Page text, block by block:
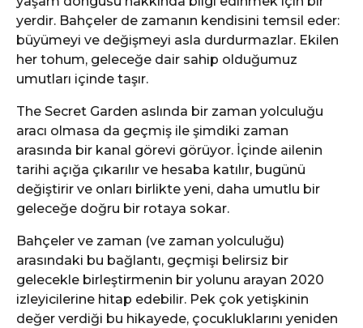
yerdir. Bahçeler de zamanın kendisini temsil eder:
büyümeyi ve değişmeyi asla durdurmazlar. Ekilen
her tohum, geleceğe dair sahip olduğumuz
umutları içinde taşır.
The Secret Garden aslında bir zaman yolculuğu
aracı olmasa da geçmiş ile şimdiki zaman
arasında bir kanal görevi görüyor. İçinde ailenin
tarihi açığa çıkarılır ve hesaba katılır, bugünü
değiştirir ve onları birlikte yeni, daha umutlu bir
geleceğe doğru bir rotaya sokar.
Bahçeler ve zaman (ve zaman yolculuğu)
arasındaki bu bağlantı, geçmişi belirsiz bir
gelecekle birleştirmenin bir yolunu arayan 2020
izleyicilerine hitap edebilir. Pek çok yetişkinin
değer verdiği bu hikayede, çocukluklarını yeniden